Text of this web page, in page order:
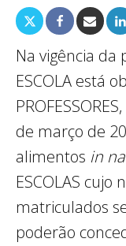
Na vigência da
ESCOLA está
de março de
alimentos in
ESCOLAS
matriculados
poderão